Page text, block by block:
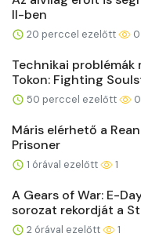
II-ben
20 perccel ezelőtt 0
Technikai
Tokon: Fighting
50 perccel ezelőtt 0
Máris elérhető a
Prisoner
1 órával ezelőtt 1
A Gears of War: E-
sorozat rekordját a
2 órával ezelőtt 1